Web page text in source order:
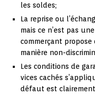
les soldes;
La reprise ou
mais ce n’est pas
commerçant
manière non-
Les conditions de
vices cachés
défaut est